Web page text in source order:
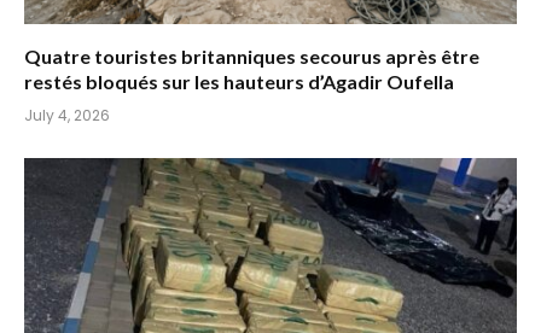
Quatre touristes britanniques secourus après être
restés bloqués sur les hauteurs d’Agadir Oufella
July 4, 2026